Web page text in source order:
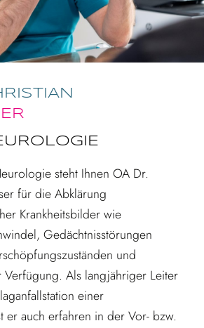
steht Ihnen OA Dr.
für die Abklärung
Krankheitsbilder wie
Gedächtnisstörungen
und
Verfügung. Als langjähriger Leiter
einer
er auch erfahren in der Vor- bzw.